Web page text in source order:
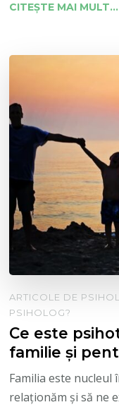
CITEȘTE MAI MULT...
ARTICOLE DE
PSIHOLOG?
Ce este
familie și
Familia este nucleul
relaționăm și să ne